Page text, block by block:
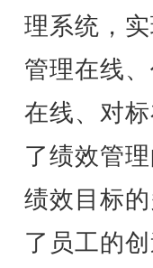
理系统，
管理在线
在线、对
了绩效管
绩效目标
了员工的